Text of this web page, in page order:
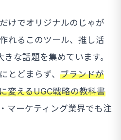
けでオリジナルのじゃが
れるこのツール、推し活
な話題を集めています。
とどまらず、 ブランドが
変えるUGC戦略の教科書
マーケティング業界でも注